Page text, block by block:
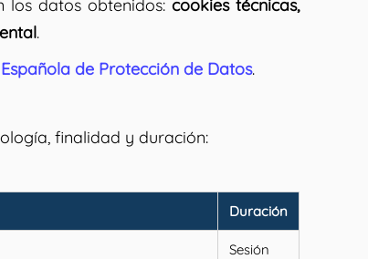
los datos obtenidos: cookies técnicas,
.
de Protección de Datos.
finalidad y duración:
Duración
Sesión